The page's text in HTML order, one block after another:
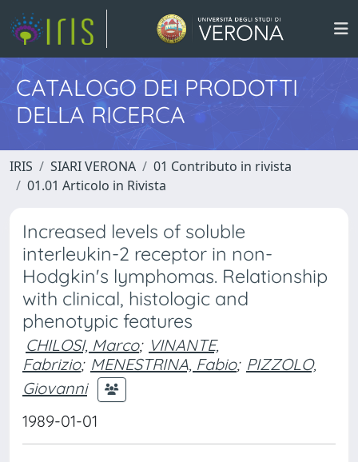
CATALOGO DEI PRODOTTI
DELLA RICERCA
IRIS SIARI VERONA
01 Contributo in rivista
01.01 Articolo in Rivista
Increased levels of soluble
interleukin-2 receptor in non-
Hodgkin's lymphomas. Relationship
with clinical, histologic and
phenotypic features
CHILOSI, Marco; VINANTE,
Fabrizio; MENESTRINA, Fabio; PIZZOLO,
Giovanni
1989-01-01